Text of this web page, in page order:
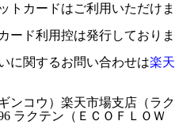
トカードはご利用いただけま
ード利用控は発行しておりま
に関するお問い合わせは楽天
ンコウ）楽天市場支店（ラク
ラクテン（ＥＣＯＦＬＯＷ